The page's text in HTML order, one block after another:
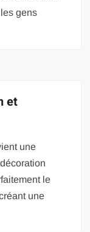
gens
et
une
le
une